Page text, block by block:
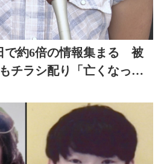
で約6倍の情報集まる 被
チラシ配り「亡くなった